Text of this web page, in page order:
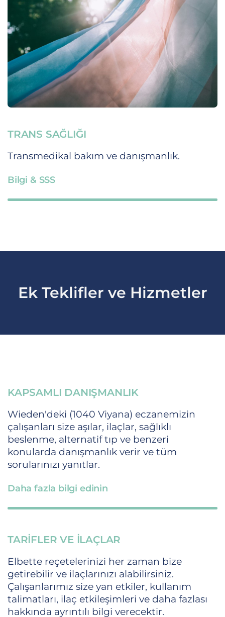
TRANS SAĞLIĞI
Transmedikal bakım ve danışmanlık.
Bilgi & SSS
Ek Teklifler ve Hizmetler
KAPSAMLI DANIŞMANLIK
Wieden'deki (1040 Viyana) eczanemizin
çalışanları size aşılar, ilaçlar, sağlıklı
beslenme, alternatif tıp ve benzeri
konularda danışmanlık verir ve tüm
sorularınızı yanıtlar.
Daha fazla bilgi edinin
TARIFLER VE İLAÇLAR
Elbette reçetelerinizi her zaman bize
getirebilir ve ilaçlarınızı alabilirsiniz.
Çalışanlarımız size yan etkiler, kullanım
talimatları, ilaç etkileşimleri ve daha fazlası
hakkında ayrıntılı bilgi verecektir.